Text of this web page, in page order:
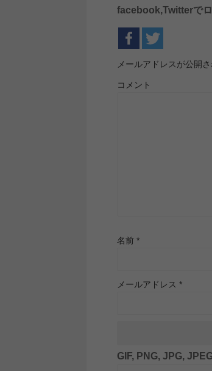
facebook,Twitterでロ
メールアドレスが公開
コメント
名前 *
メールアドレス *
GIF, PNG, JPG,